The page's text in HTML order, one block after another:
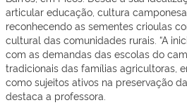
articular educação, cultura
reconhecendo as sementes crioulas
cultural das comunidades rurais. “A
com as demandas das escolas do
tradicionais das famílias agricultoras,
como sujeitos ativos na preservação
destaca a professora.